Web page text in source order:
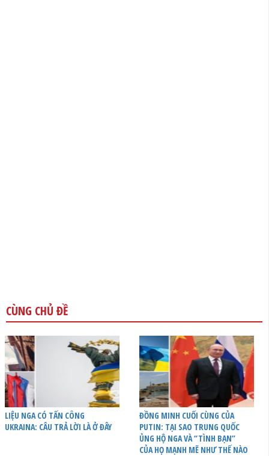
CÙNG CHỦ ĐỀ
LIỆU NGA CÓ TẤN CÔNG
UKRAINA: CÂU TRẢ LỜI LÀ Ở ĐÂY
ĐỒNG MINH CUỐI CÙNG CỦA
PUTIN: TẠI SAO TRUNG QUỐC
ỦNG HỘ NGA VÀ “TÌNH BẠN”
CỦA HỌ MẠNH MẼ NHƯ THẾ NÀO